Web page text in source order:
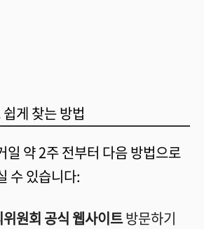
게 찾는 방법
일 약 2주 전부터 다음 방법으로
수 있습니다:
원회 공식 웹사이트방문하기